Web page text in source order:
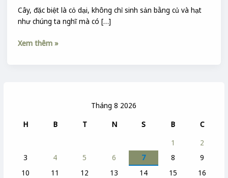
Tháng 8 2026
H
B T N S B
C
1
2
3
4 5 6 7 8
9
10
11 12 13 14 15
16
Cây, đặc biệt là cỏ dại, không chỉ sinh sản bằng củ và hạt
như chúng ta nghĩ mà có […]
Xem thêm »